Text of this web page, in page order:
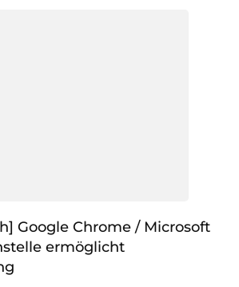
Google Chrome / Microsoft
ermöglicht